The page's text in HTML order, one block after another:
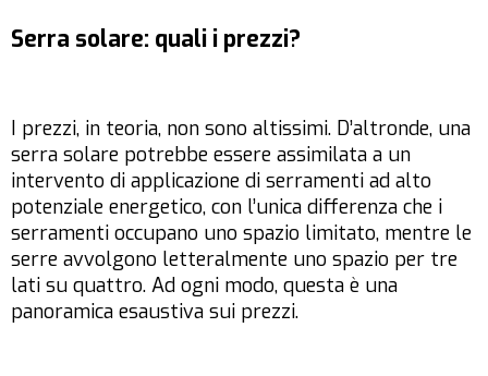
Serra solare: quali i prezzi?
I prezzi, in teoria, non sono altissimi. D’altronde, una
serra solare potrebbe essere assimilata a un
intervento di applicazione di serramenti ad alto
potenziale energetico, con l’unica differenza che i
serramenti occupano uno spazio limitato, mentre le
serre avvolgono letteralmente uno spazio per tre
lati su quattro. Ad ogni modo, questa è una
panoramica esaustiva sui prezzi.